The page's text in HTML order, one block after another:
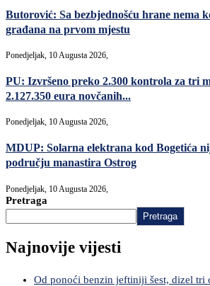
Butorović: Sa bezbjednošću hrane nema
građana na prvom mjestu
Ponedjeljak, 10 Augusta 2026,
PU: Izvršeno preko 2.300 kontrola za tri
2.127.350 eura novčanih...
Ponedjeljak, 10 Augusta 2026,
MDUP: Solarna elektrana kod Bogetića
području manastira Ostrog
Ponedjeljak, 10 Augusta 2026,
Pretraga
Pretraga
Najnovije vijesti
Od ponoći benzin jeftiniji šest, dizel tri